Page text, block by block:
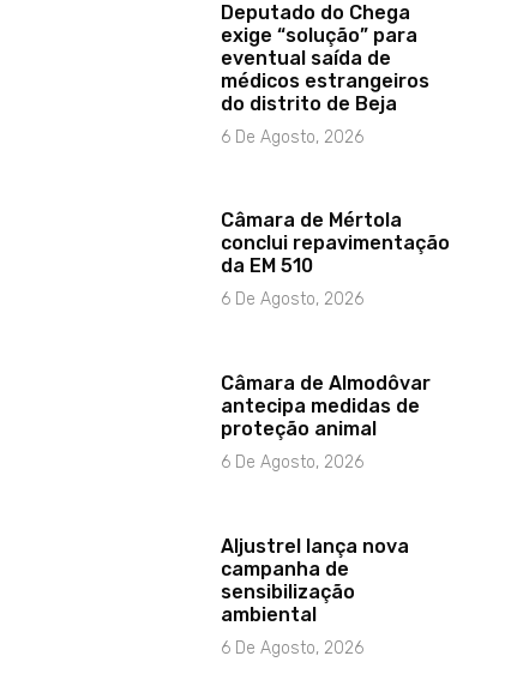
Deputado do Chega
exige “solução” para
eventual saída de
médicos estrangeiros
do distrito de Beja
6 De Agosto, 2026
Câmara de Mértola
conclui repavimentação
da EM 510
6 De Agosto, 2026
Câmara de Almodôvar
antecipa medidas de
proteção animal
6 De Agosto, 2026
Aljustrel lança nova
campanha de
sensibilização
ambiental
6 De Agosto, 2026